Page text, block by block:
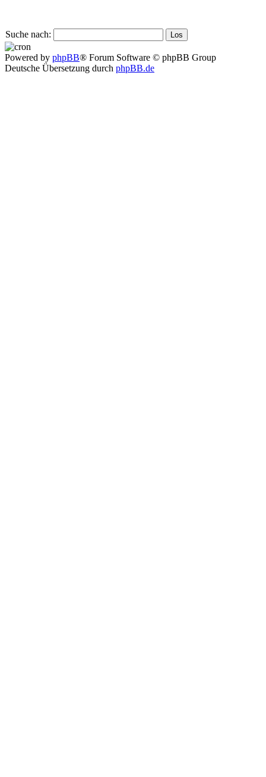
Suche nach:
Powered by phpBB® Forum Software © phpBB Group
Deutsche Übersetzung durch phpBB.de